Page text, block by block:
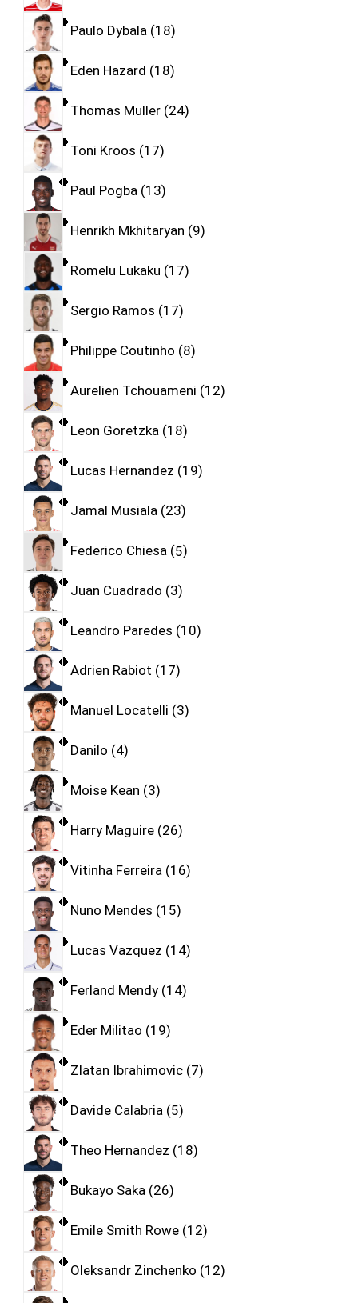
Paulo Dybala 18
Eden Hazard 18
Thomas Muller 24
Toni Kroos 17
Paul Pogba 13
Henrikh Mkhitaryan 9
Romelu Lukaku 17
Sergio Ramos 17
Philippe Coutinho 8
Aurelien Tchouameni 12
Leon Goretzka 18
Lucas Hernandez 19
Jamal Musiala 23
Federico Chiesa 5
Juan Cuadrado 3
Leandro Paredes 10
Adrien Rabiot 17
Manuel Locatelli 3
Danilo 4
Moise Kean 3
Harry Maguire 26
Vitinha Ferreira 16
Nuno Mendes 15
Lucas Vazquez 14
Ferland Mendy 14
Eder Militao 19
Zlatan Ibrahimovic 7
Davide Calabria 5
Theo Hernandez 18
Bukayo Saka 26
Emile Smith Rowe 12
Oleksandr Zinchenko 12